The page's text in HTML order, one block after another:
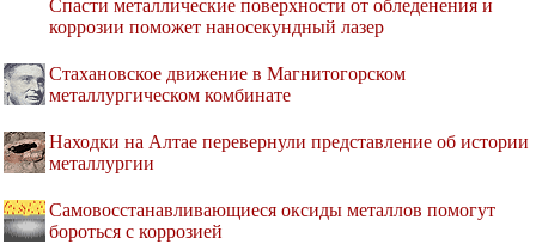
Спасти металлические поверхности от обледенения и
коррозии поможет наносекундный лазер
Стахановское движение в Магнитогорском
металлургическом комбинате
Находки на Алтае перевернули представление об истории
металлургии
Самовосстанавливающиеся оксиды металлов помогут
бороться с коррозией